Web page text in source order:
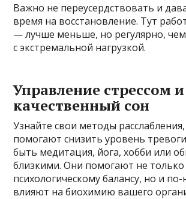
Важно не переусердствовать и
время на восстановление. Тут
— лучше меньше, но регулярно,
с экстремальной нагрузкой.
Управление стрессом и
качественный сон
Узнайте свои методы
помогают снизить уровень
быть медитация, йога, хобби или
близкими. Они помогают не только
психологическому балансу, но и
влияют на биохимию вашего